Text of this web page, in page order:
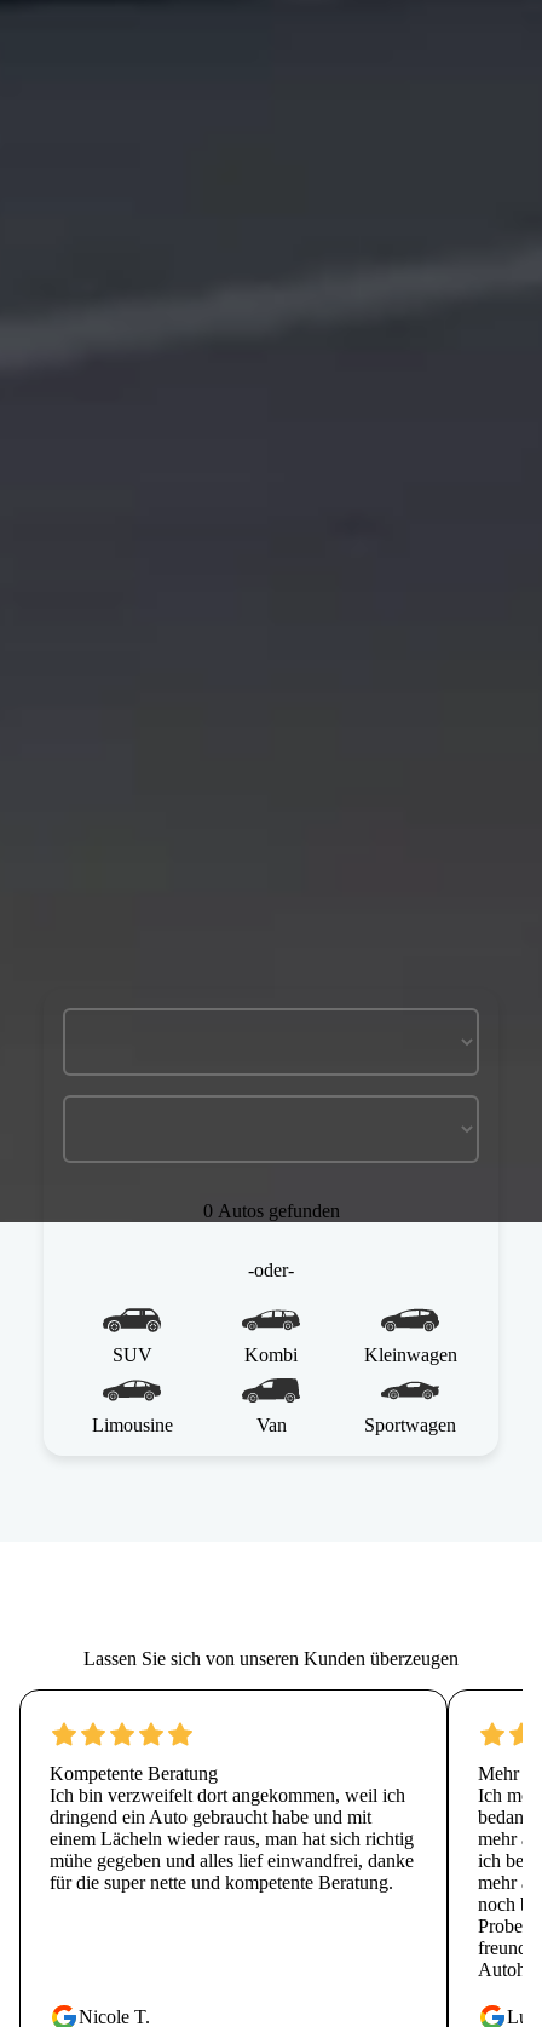
0 Autos gefunden
-oder-
SUV Kombi Kleinwagen
Limousine Van Sportwagen
Lassen Sie sich von unseren Kunden überzeugen
Kompetente Beratung
Ich bin verzweifelt dort angekommen, weil ich
dringend ein Auto gebraucht habe und mit
einem Lächeln wieder raus, man hat sich richtig
mühe gegeben und alles lief einwandfrei, danke
für die super nette und kompetente Beratung.
Nicole T.
Mehr
Ich
mehr
ich bei
mehr
noch
Probe